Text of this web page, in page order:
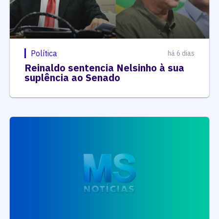
Política há 6 dias
Reinaldo sentencia Nelsinho à sua
suplência ao Senado